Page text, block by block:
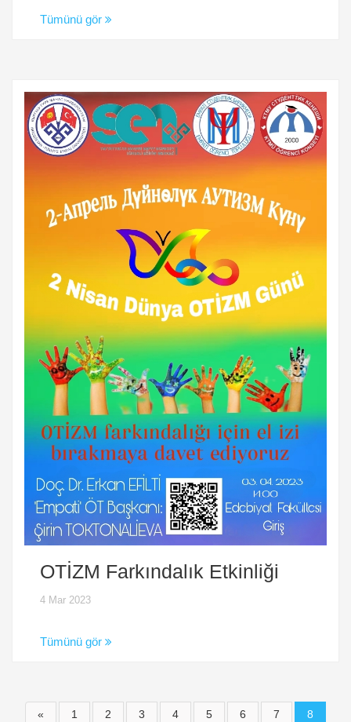
Tümünü gör
OTİZM Farkındalık Etkinliği
4 Mar 2023
Tümünü gör
« 1 2 3 4 5 6 7 8